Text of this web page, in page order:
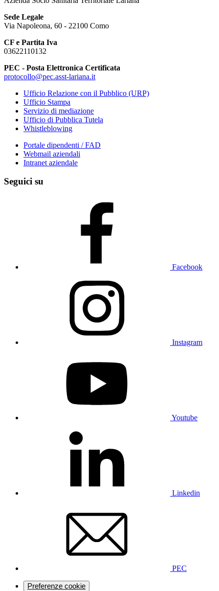
Sede Legale
Via Napoleona, 60 - 22100 Como
CF e Partita Iva
03622110132
PEC - Posta Elettronica Certificata
protocollo@pec.asst-lariana.it
Ufficio Relazione con il Pubblico (URP)
Ufficio Stampa
Servizio di mediazione
Ufficio di Pubblica Tutela
Whistleblowing
Portale dipendenti / FAD
Webmail aziendali
Intranet aziendale
Seguici su
Facebook
Instagram
Youtube
Linkedin
PEC
Preferenze cookie